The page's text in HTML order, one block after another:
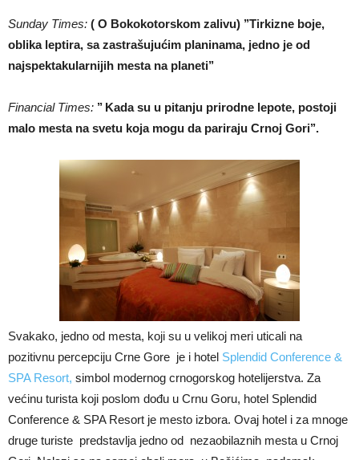
Sunday Times: ( O Bokokotorskom zalivu) ’’Tirkizne boje,
oblika leptira, sa zastrašujućim planinama, jedno je od
najspektakularnijih mesta na planeti’’
Financial Times: ’’ Kada su u pitanju prirodne lepote, postoji
malo mesta na svetu koja mogu da pariraju Crnoj Gori’’.
Svakako, jedno od mesta, koji su u velikoj meri uticali na
pozitivnu percepciju Crne Gore je i hotel Splendid Conference &
SPA Resort, simbol modernog crnogorskog hotelijerstva. Za
većinu turista koji poslom dođu u Crnu Goru, hotel Splendid
Conference & SPA Resort je mesto izbora. Ovaj hotel i za mnoge
druge turiste predstavlja jedno od nezaobilaznih mesta u Crnoj